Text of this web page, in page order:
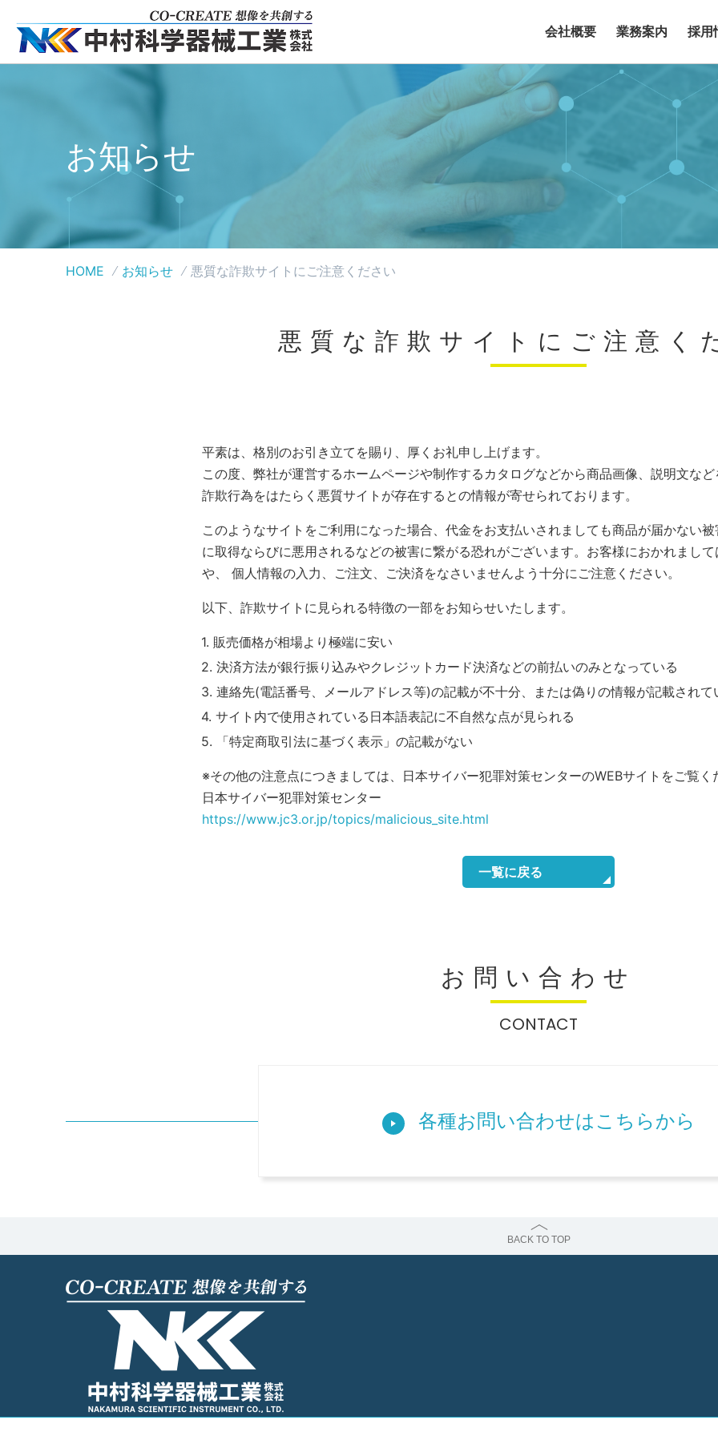
会社概要 業務案内 採用
お知らせ
HOME お知らせ 悪質な詐欺サイトにご注意ください
悪質な詐欺サイトにご注意く
平素は、格別のお引き立てを賜り、厚くお礼申し上げます。
この度、弊社が運営するホームページや制作するカタログなどから商品画像、説明文な
詐欺行為をはたらく悪質サイトが存在するとの情報が寄せられております。
このようなサイトをご利用になった場合、代金をお支払いされましても商品が届かない
に取得ならびに悪用されるなどの被害に繋がる恐れがございます。お客様におかれまし
や、 個人情報の入力、ご注文、ご決済をなさいませんよう十分にご注意ください。
以下、詐欺サイトに見られる特徴の一部をお知らせいたします。
販売価格が相場より極端に安い
決済方法が銀行振り込みやクレジットカード決済などの前払いのみとなっている
連絡先(電話番号、メールアドレス等)の記載が不十分、または偽りの情報が記載されて
サイト内で使用されている日本語表記に不自然な点が見られる
「特定商取引法に基づく表示」の記載がない
※その他の注意点につきましては、日本サイバー犯罪対策センターのWEBサイトをご覧く
日本サイバー犯罪対策センター
https://www.jc3.or.jp/topics/malicious_site.html
一覧に戻る
お問い合わせ
CONTACT
各種お問い合わせは こちらから
BACK TO TOP